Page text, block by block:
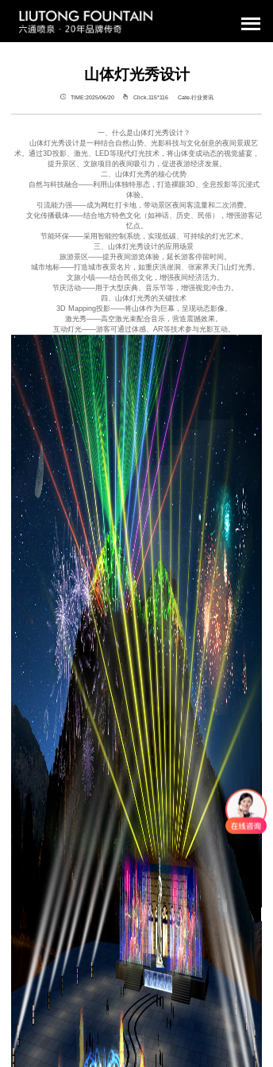
山体灯光秀设计
TIME:2025/06/20 Click.115°116 Cate.行业资讯
一、什么是山体灯光秀设计？
山体灯光秀设计是一种结合自然山势、光影科技与文化创意的夜间景观艺
术。通过3D投影、激光、LED等现代灯光技术，将山体变成动态的视觉盛宴，
提升景区、文旅项目的夜间吸引力，促进夜游经济发展。
二、山体灯光秀的核心优势
自然与科技融合——利用山体独特形态，打造裸眼3D、全息投影等沉浸式
体验。
引流能力强——成为网红打卡地，带动景区夜间客流量和二次消费。
文化传播载体——结合地方特色文化（如神话、历史、民俗），增强游客记
忆点。
节能环保——采用智能控制系统，实现低碳、可持续的灯光艺术。
三、山体灯光秀设计的应用场景
旅游景区——提升夜间游览体验，延长游客停留时间。
城市地标——打造城市夜景名片，如重庆洪崖洞、张家界天门山灯光秀。
文旅小镇——结合民俗文化，增强夜间经济活力。
节庆活动——用于大型庆典、音乐节等，增强视觉冲击力。
四、山体灯光秀的关键技术
3D Mapping投影——将山体作为巨幕，呈现动态影像。
激光秀——高空激光束配合音乐，营造震撼效果。
互动灯光——游客可通过体感、AR等技术参与光影互动。